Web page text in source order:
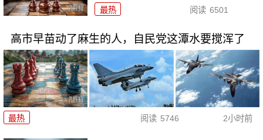
最热 阅读 6501
高市早苗动了麻生的人，自民党这潭水要搅浑了
最热 阅读 5746 2小时前